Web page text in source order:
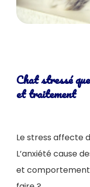
Chat stressé
et traitement
Le stress affecte
L’anxiété cause
et